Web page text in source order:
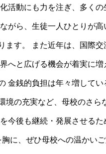
活動にも力を注ぎ、多く
がら、生徒一人ひとりが
ます。 また近年は、国際
へと広げる機会が着実に
金銭的負担は年々増して
の充実など、母校のさら
今後も継続・発展させる
に、ぜひ母校への温かい